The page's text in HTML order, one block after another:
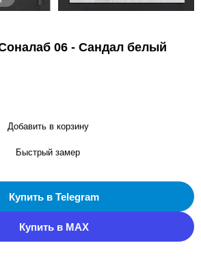
06 - Сандал белый
Добавить в корзину
Быстрый замер
Купить в Telegram
Купить в MAX